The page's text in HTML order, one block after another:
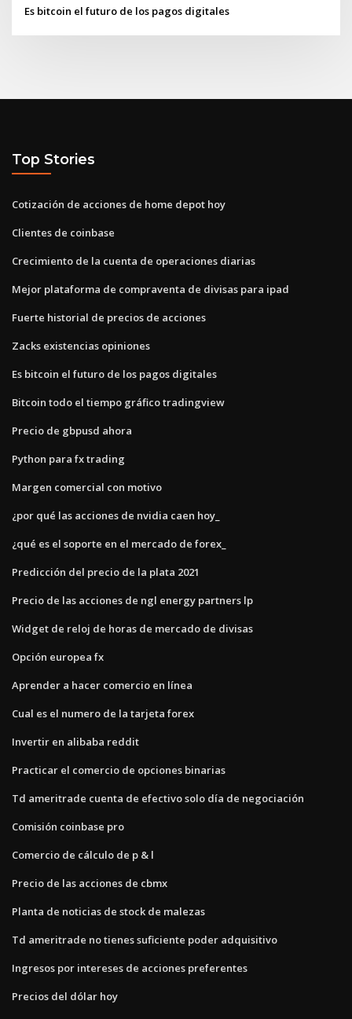
Es bitcoin el futuro de los pagos digitales
Top Stories
Cotización de acciones de home depot hoy
Clientes de coinbase
Crecimiento de la cuenta de operaciones diarias
Mejor plataforma de compraventa de divisas para ipad
Fuerte historial de precios de acciones
Zacks existencias opiniones
Es bitcoin el futuro de los pagos digitales
Bitcoin todo el tiempo gráfico tradingview
Precio de gbpusd ahora
Python para fx trading
Margen comercial con motivo
¿por qué las acciones de nvidia caen hoy_
¿qué es el soporte en el mercado de forex_
Predicción del precio de la plata 2021
Precio de las acciones de ngl energy partners lp
Widget de reloj de horas de mercado de divisas
Opción europea fx
Aprender a hacer comercio en línea
Cual es el numero de la tarjeta forex
Invertir en alibaba reddit
Practicar el comercio de opciones binarias
Td ameritrade cuenta de efectivo solo día de negociación
Comisión coinbase pro
Comercio de cálculo de p & l
Precio de las acciones de cbmx
Planta de noticias de stock de malezas
Td ameritrade no tienes suficiente poder adquisitivo
Ingresos por intereses de acciones preferentes
Precios del dólar hoy